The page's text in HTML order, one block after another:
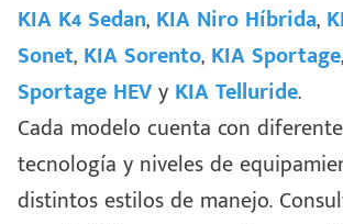
Escríbenos
+528121278366
Código
Postal
Ingresar
KIA K4 Sedan, KIA Niro Híbrida,
Sonet, KIA Sorento, KIA Sportage,
Sportage HEVy KIA Telluride.
Cada modelo cuenta con
tecnología y niveles de
distintos estilos de manejo.